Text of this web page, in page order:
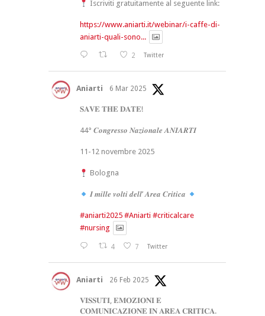
Iscriviti gratuitamente al seguente link:
https://www.aniarti.it/webinar/i-caffe-di-
aniarti-quali-sono...
2 Twitter
Aniarti 6 Mar 2025
𝐒𝐀𝐕𝐄 𝐓𝐇𝐄 𝐃𝐀𝐓𝐄!
44° 𝑪𝒐𝒏𝒈𝒓𝒆𝒔𝒔𝒐 𝑵𝒂𝒛𝒊𝒐𝒏𝒂𝒍𝒆 𝑨𝑵𝑰𝑨𝑹𝑻𝑰
11-12 novembre 2025
Bologna
𝑰 𝒎𝒊𝒍𝒍𝒆 𝒗𝒐𝒍𝒕𝒊 𝒅𝒆𝒍𝒍’ 𝑨𝒓𝒆𝒂 𝑪𝒓𝒊𝒕𝒊𝒄𝒂
#aniarti2025 #Aniarti #criticalcare
#nursing
4 7 Twitter
Aniarti 26 Feb 2025
𝐕𝐈𝐒𝐒𝐔𝐓𝐈, 𝐄𝐌𝐎𝐙𝐈𝐎𝐍𝐈 𝐄
𝐂𝐎𝐌𝐔𝐍𝐈𝐂𝐀𝐙𝐈𝐎𝐍𝐄 𝐈𝐍 𝐀𝐑𝐄𝐀 𝐂𝐑𝐈𝐓𝐈𝐂𝐀.